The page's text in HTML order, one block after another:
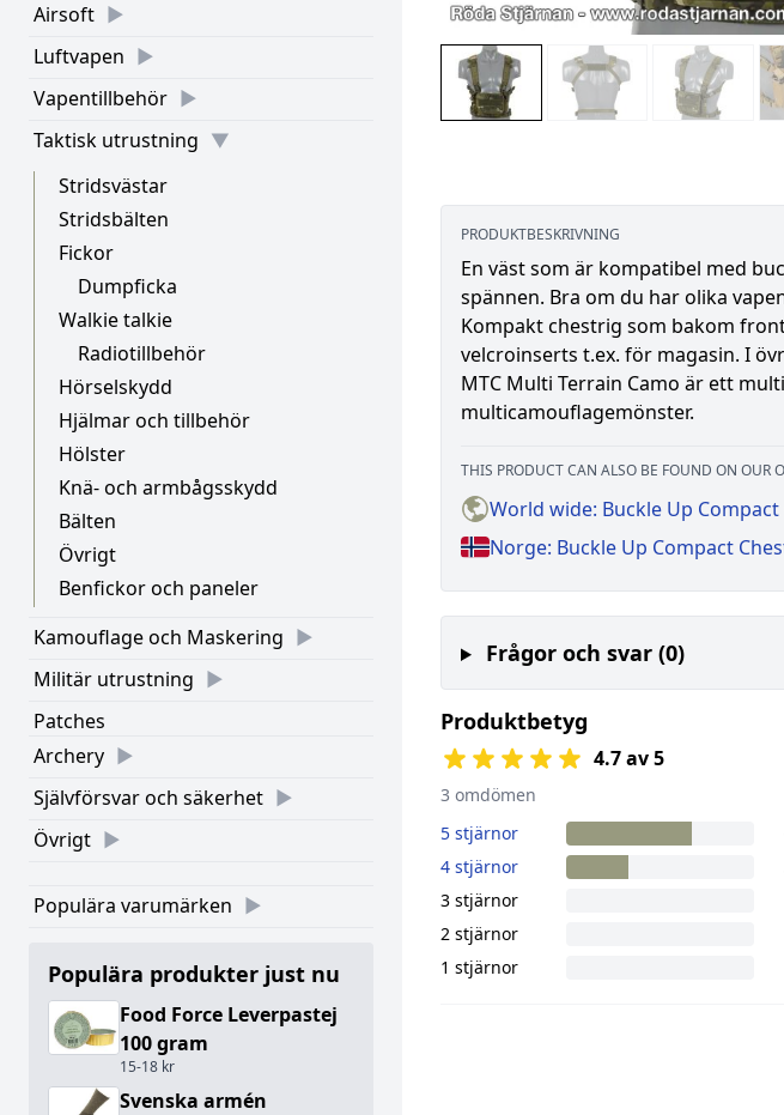
Airsoft
Luftvapen
Vapentillbehör
Taktisk utrustning
Stridsvästar
Stridsbälten
Fickor
Dumpficka
Walkie talkie
Radiotillbehör
Hörselskydd
Hjälmar och tillbehör
Hölster
Knä- och armbågsskydd
Bälten
Övrigt
Benfickor och paneler
Kamouflage och Maskering
Militär utrustning
Patches
Archery
Självförsvar och säkerhet
Övrigt
Populära varumärken
Populära produkter just nu
Food Force Leverpastej
100 gram
15-18 kr
Svenska armén
PRODUKTBESKRIVNING
En väst som är kompatibel med
spännen. Bra om du har olika
Kompakt chestrig som bakom
velcroinserts t.ex. för magasin. I
MTC Multi Terrain Camo är ett
multicamouflagemönster.
THIS PRODUCT CAN ALSO BE FOUND ON OUR
World wide: Buckle Up Compact
Norge: Buckle Up Compact
Frågor och svar (0)
Produktbetyg
4.7 av 5
3 omdömen
5 stjärnor
4 stjärnor
3 stjärnor
2 stjärnor
1 stjärnor